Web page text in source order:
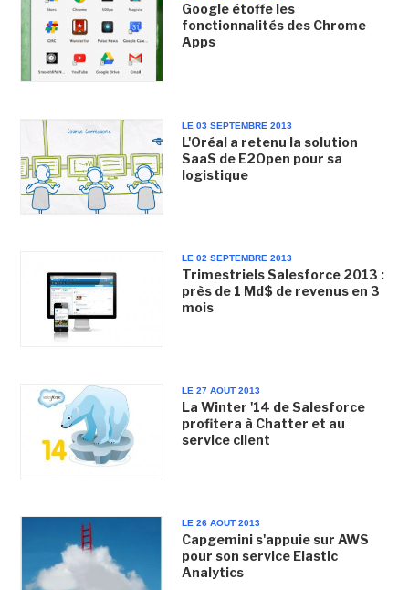
Google étoffe les
fonctionnalités des Chrome
Apps
LE 03 SEPTEMBRE 2013
L'Oréal a retenu la solution
SaaS de E2Open pour sa
logistique
LE 02 SEPTEMBRE 2013
Trimestriels Salesforce 2013 :
près de 1 Md$ de revenus en 3
mois
LE 27 AOUT 2013
La Winter '14 de Salesforce
profitera à Chatter et au
service client
LE 26 AOUT 2013
Capgemini s'appuie sur AWS
pour son service Elastic
Analytics